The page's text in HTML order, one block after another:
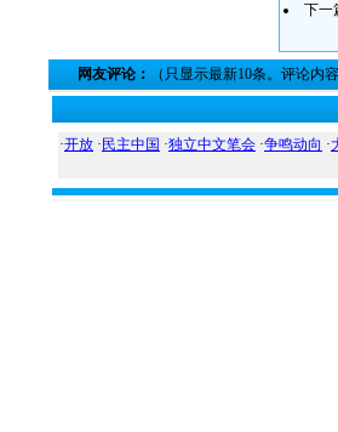
下一
网友评论： （只显示最新10条。评论内
·开放 · 民主中国 ·独立中文笔会 ·争鸣动向 ·